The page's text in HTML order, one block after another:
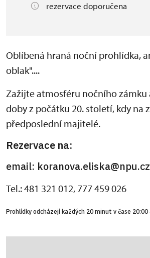
rezervace doporučena
Oblíbená hraná noční prohlídka,
oblak"....
Zažijte atmosféru nočního zámku
doby z počátku 20. století, kdy na
předposlední majitelé.
Rezervace na:
email: koranova.eliska@npu.cz
Tel.: 481 321 012, 777 459 026
Prohlídky odcházejí každých 20 minut v čase 20:00